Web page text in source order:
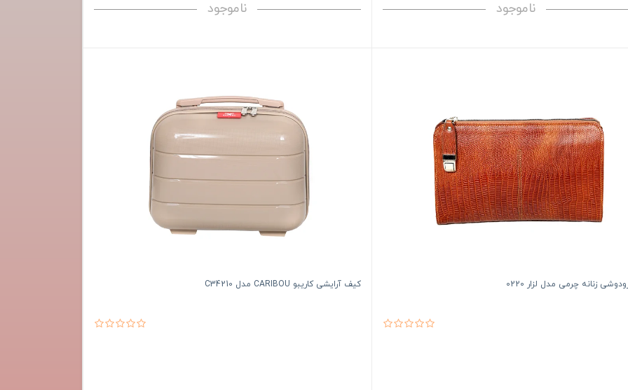
ناموجود ناموجود
زنانه چرمی مدل لزار 0220 کیف آرایشی کاریبو CARIBOU مدل C34210